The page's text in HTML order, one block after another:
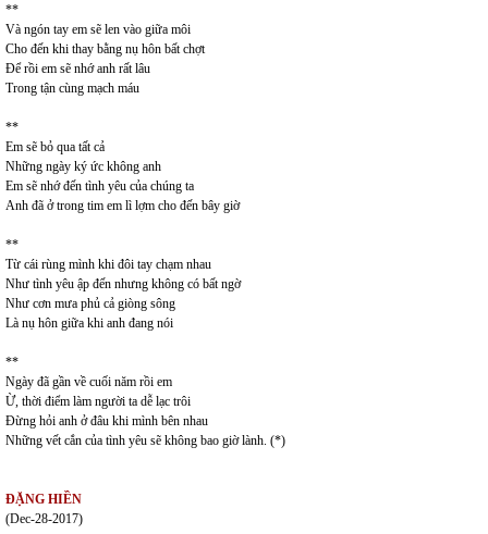
**
Và ngón tay em sẽ len vào giữa môi
Cho đến khi thay bằng nụ hôn bất chợt
Để rồi em sẽ nhớ anh rất lâu
Trong tận cùng mạch máu
**
Em sẽ bỏ qua tất cả
Những ngày ký ức không anh
Em sẽ nhớ đến tình yêu của chúng ta
Anh đã ở trong tim em lì lợm cho đến bây giờ
**
Từ cái rùng mình khi đôi tay chạm nhau
Như tình yêu ập đến nhưng không có bất ngờ
Như cơn mưa phủ cả giòng sông
Là nụ hôn giữa khi anh đang nói
**
Ngày đã gần về cuối năm rồi em
Ừ, thời điểm làm người ta dễ lạc trôi
Đừng hỏi anh ở đâu khi mình bên nhau
Những vết cắn của tình yêu sẽ không bao giờ lành. (*)
ĐẶNG HIỀN
(Dec-28-2017)